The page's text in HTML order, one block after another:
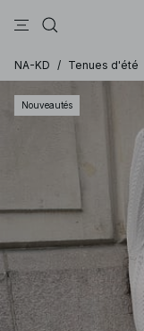
NA-KD / Tenues d'été
Nouveautés